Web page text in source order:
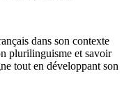
dans son contexte
plurilinguisme et savoir
tout en développant son